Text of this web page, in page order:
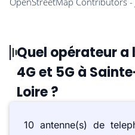
Quel opérateur a
4G et 5G à
Loire ?
10 antenne(s) de